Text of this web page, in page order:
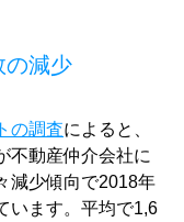
の減少
の調査によると、
不動産仲介会社に
減少傾向で2018年
います。平均で1,6